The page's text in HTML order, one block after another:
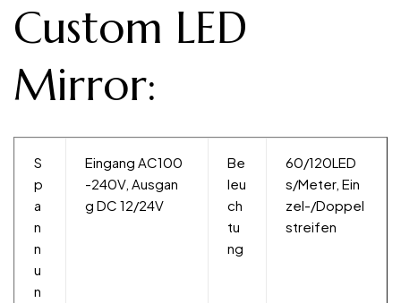
Custom LED
Mirror:
S
p
a
n
n
u
n
Eingang AC100
-240V, Ausgan
g DC 12/24V
Be
leu
ch
tu
ng
60/120LED
s/Meter, Ein
zel-/Doppel
streifen